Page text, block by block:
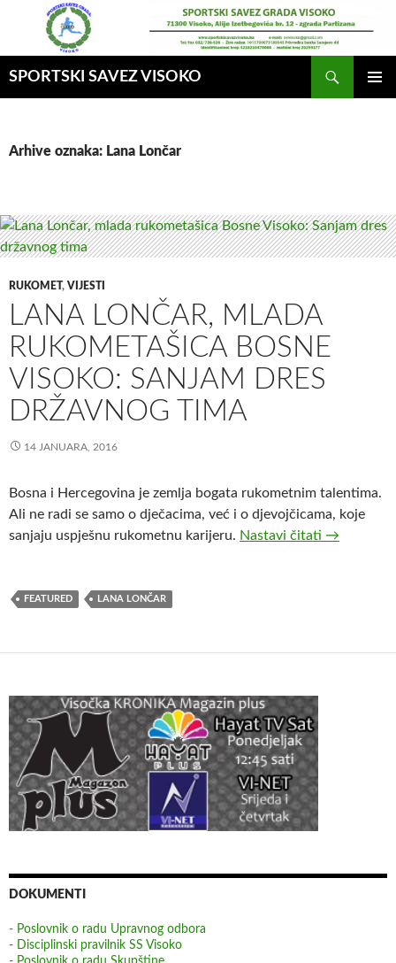
SPORTSKI SAVEZ VISOKO
Arhive oznaka: Lana Lončar
RUKOMET, VIJESTI
LANA LONČAR, MLADA
RUKOMETAŠICA BOSNE
VISOKO: SANJAM DRES
DRŽAVNOG TIMA
14 JANUARA, 2016
Bosna i Hercegovina je zemlja bogata rukometnim talentima.
Ali ne radi se samo o dječacima, već i o djevojčicama, koje
sanjaju uspješnu rukometnu karijeru. Nastavi čitati Lana
→
FEATURED LANA LONČAR
DOKUMENTI
- Poslovnik o radu Upravnog odbora
- Disciplinski pravilnik SS Visoko